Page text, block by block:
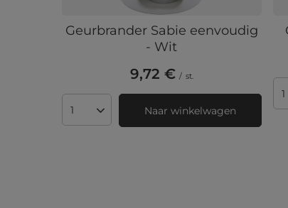
Geurbrander Sabie eenvoudig
- Wit
9,72 € / st.
Aantal productenNaar winkelwagen